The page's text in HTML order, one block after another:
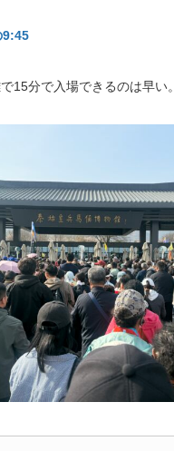
9:45
15分で入場できるのは早い。